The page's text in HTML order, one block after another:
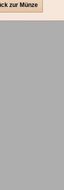
zur Münze